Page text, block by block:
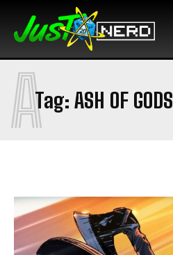
Tag: ASH OF GODS
A